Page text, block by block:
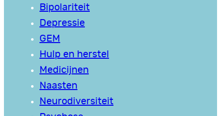
Bipolariteit
Depressie
GEM
Hulp en herstel
Medicijnen
Naasten
Neurodiversiteit